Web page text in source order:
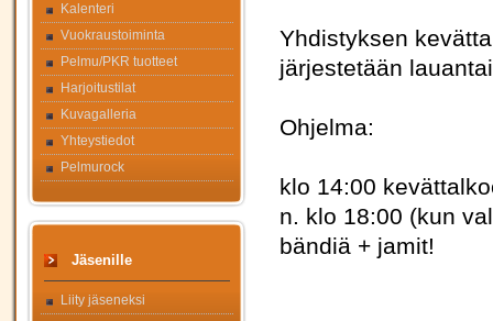
Kalenteri
Vuokraustoiminta
Pelmu/PKR tuotteet
Harjoitustilat
Kuvagalleria
Yhteystiedot
Pelmurock
Jäsenille
Liity jäseneksi
Yhdistyksen
järjestetään
Ohjelma:
klo 14:00
n. klo 18:00 (kun
bändiä + jamit!